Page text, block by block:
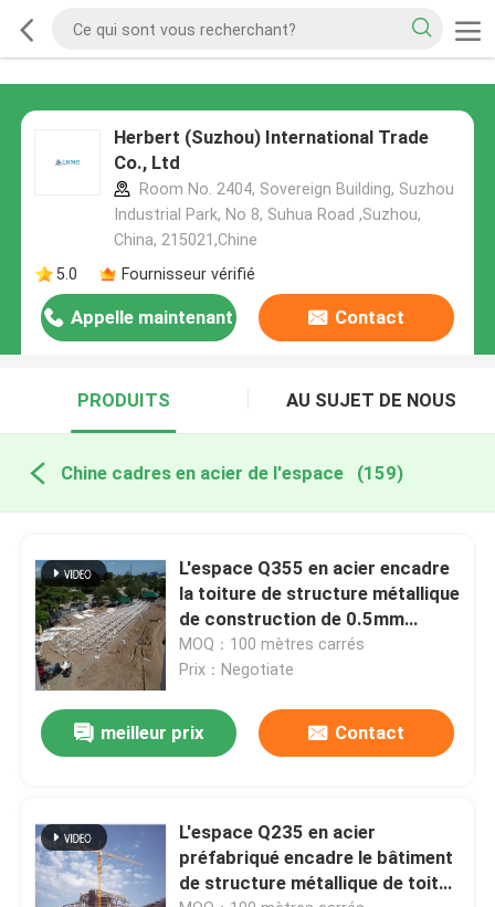
Herbert (Suzhou) International Trade
Co., Ltd
Room No. 2404, Sovereign Building, Suzhou
Industrial Park, No 8, Suhua Road ,Suzhou,
China, 215021,Chine
5.0
Fournisseur vérifié
Appelle maintenant Contact
PRODUITS AU SUJET DE NOUS
Chine cadres en acier de l'espace (159)
L'espace Q355 en acier encadre
la toiture de structure métallique
de construction de 0.5mm
0.9mm
MOQ：100 mètres carrés
Prix：Negotiate
meilleur prix Contact
L'espace Q235 en acier
préfabriqué encadre le bâtiment
de structure métallique de toit